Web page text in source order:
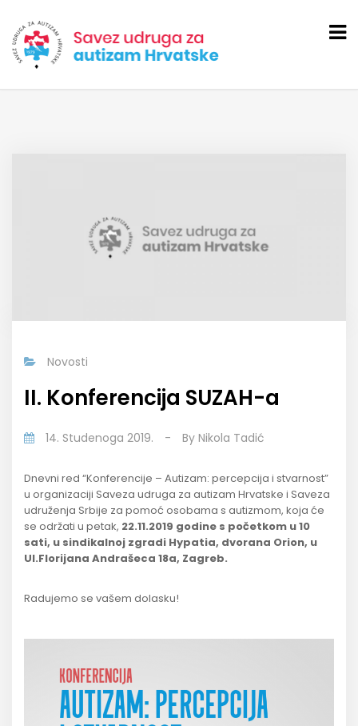
Novosti
II. Konferencija SUZAH-a
14. Studenoga 2019. - By Nikola Tadić
Dnevni red “Konferencije – Autizam: percepcija i stvarnost”
u organizaciji Saveza udruga za autizam Hrvatske i Saveza
udruženja Srbije za pomoć osobama s autizmom, koja će
se održati u petak, 22.11.2019 godine s početkom u 10
sati, u sindikalnoj zgradi Hypatia, dvorana Orion, u
Ul.Florijana Andrašeca 18a, Zagreb.
Radujemo se vašem dolasku!